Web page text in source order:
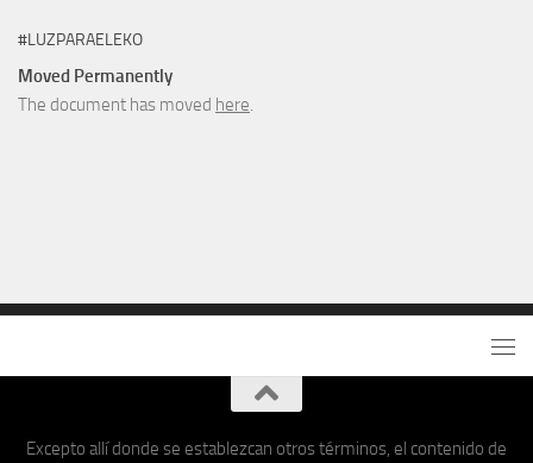
#LUZPARAELEKO
Moved Permanently
The document has moved here.
Excepto allí donde se establezcan otros términos, el contenido de